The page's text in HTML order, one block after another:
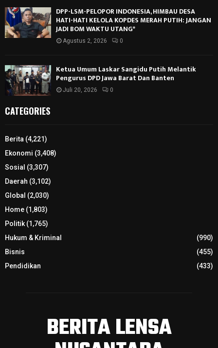
DPP-LSM-PELOPOR INDONESIA, HIMBAU DESA
HATI-HATI KELOLA KOPDES MERAH PUTIH: JANGAN
JADI BOM WAKTU UTANG*
Agustus 2, 2026 0
Ketua Umum Laskar Sangidu Putih Melantik
Pengurus DPD Jawa Barat Dan Banten
Juli 20, 2026 0
CATEGORIES
Berita (4,221)
Ekonomi (3,408)
Sosial (3,307)
Daerah (3,102)
Global (2,030)
Home (1,803)
Politik(1,765)
Hukum & Kriminal
(990)
Bisnis
(455)
Pendidikan
(433)
BERITA LENSA